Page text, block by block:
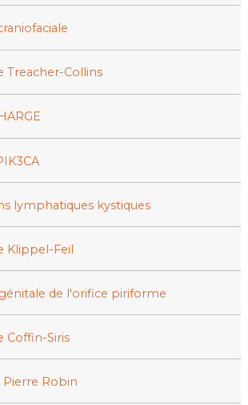
Treacher-Collins
lymphatiques kystiques
Klippel-Feil
de l'orifice piriforme
Coffin-Siris
Pierre Robin